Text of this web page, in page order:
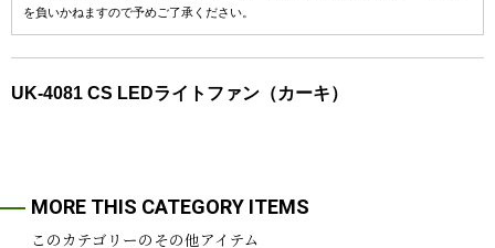
を負いかねますので予めご了承ください。
UK-4081 CS LEDライトファン（カーキ）
MORE THIS CATEGORY ITEMS
このカテゴリーのその他アイテム